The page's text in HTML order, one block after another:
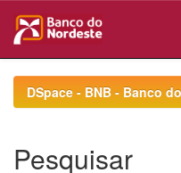
navigationDSpace - BNB - Banco
Pesquisar